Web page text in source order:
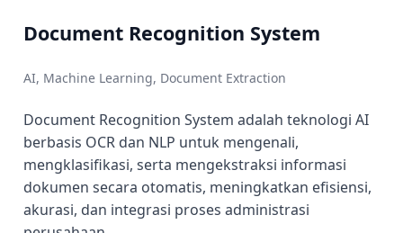
Document Recognition System
AI, Machine Learning, Document Extraction
Document Recognition System adalah teknologi AI
berbasis OCR dan NLP untuk mengenali,
mengklasifikasi, serta mengekstraksi informasi
dokumen secara otomatis, meningkatkan efisiensi,
akurasi, dan integrasi proses administrasi